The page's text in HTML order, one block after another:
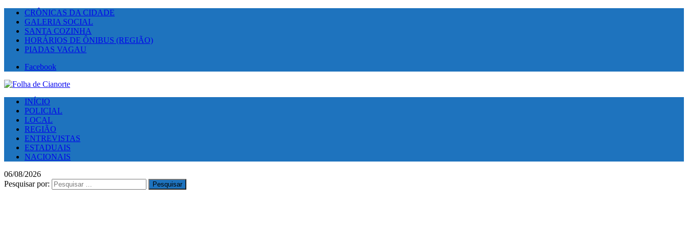
CRÔNICAS DA CIDADE
GALERIA SOCIAL
SANTA COZINHA
HORÁRIOS DE ÔNIBUS (REGIÃO)
PIADAS VAGAU
Facebook
INÍCIO
POLICIAL
LOCAL
REGIÃO
ENTREVISTAS
ESTADUAIS
NACIONAIS
06/08/2026
Pesquisar por: